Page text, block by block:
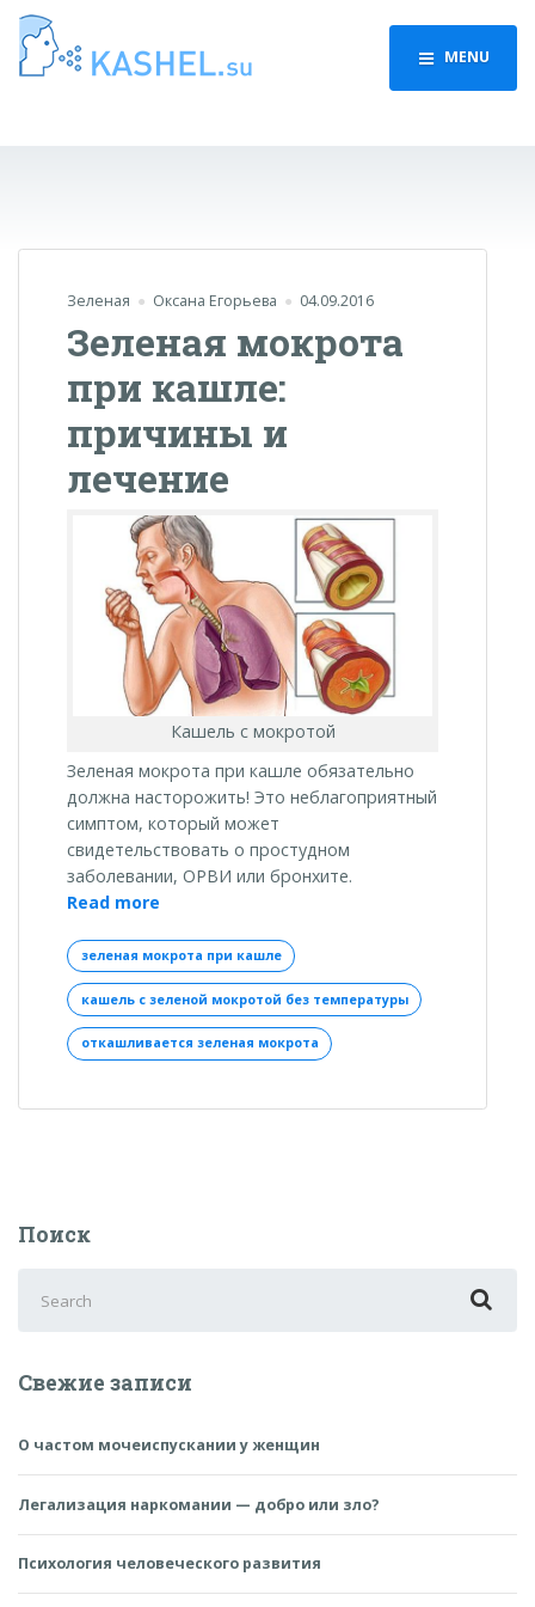
MENU
Зеленая Оксана Егорьева 04.09.2016
Зеленая мокрота
при кашле:
причины и
лечение
Кашель с мокротой
Зеленая мокрота при кашле обязательно
должна насторожить! Это неблагоприятный
симптом, который может
свидетельствовать о простудном
заболевании, ОРВИ или бронхите.
Read more
при
кашле:
причины
и
лечение»
зеленая мокрота при кашле
кашель с зеленой мокротой без температуры
откашливается зеленая мокрота
Поиск
for:
Свежие записи
О частом мочеиспускании у женщин
Легализация наркомании — добро или зло?
Психология человеческого развития